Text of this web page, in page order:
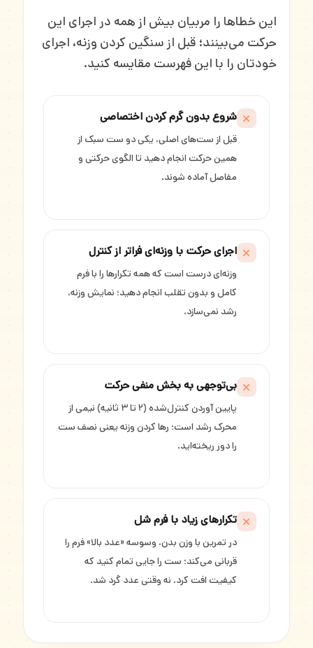
این خطاها را مربیان بیش از همه در اجرای این
حرکت می‌بینند؛ قبل از سنگین کردن وزنه، اجرای
خودتان را با این فهرست مقایسه کنید.
شروع بدون گرم کردن اختصاصی
قبل از ست‌های اصلی، یکی دو ست سبک از
همین حرکت انجام دهید تا الگوی حرکتی و
مفاصل آماده شوند.
اجرای حرکت با وزنه‌ای فراتر از کنترل
وزنه‌ای درست است که همه تکرارها را با فرم
کامل و بدون تقلب انجام دهید؛ نمایش وزنه،
رشد نمی‌سازد.
بی‌توجهی به بخش منفی حرکت
پایین آوردن کنترل‌شده (۲ تا ۳ ثانیه) نیمی از
محرک رشد است؛ رها کردن وزنه یعنی نصف ست
را دور ریخته‌اید.
تکرارهای زیاد با فرم شل
در تمرین با وزن بدن، وسوسه «عدد بالا» فرم را
قربانی می‌کند؛ ست را جایی تمام کنید که
کیفیت افت کرد، نه وقتی عدد گرد شد.